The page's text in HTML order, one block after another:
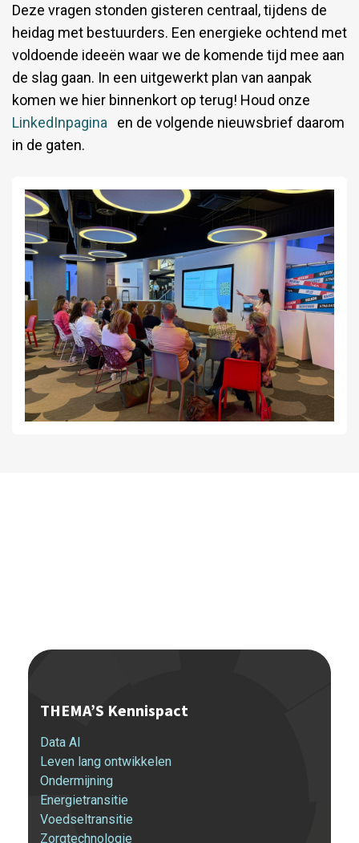
Deze vragen stonden gisteren centraal, tijdens de
heidag met bestuurders. Een energieke ochtend met
voldoende ideeën waar we de komende tijd mee aan
de slag gaan. In een uitgewerkt plan van aanpak
komen we hier binnenkort op terug! Houd onze
LinkedInpagina
en de volgende nieuwsbrief daarom
in de gaten.
THEMA’S Kennispact
Data AI
Leven lang ontwikkelen
Ondermijning
Energietransitie
Voedseltransitie
Zorgtechnologie